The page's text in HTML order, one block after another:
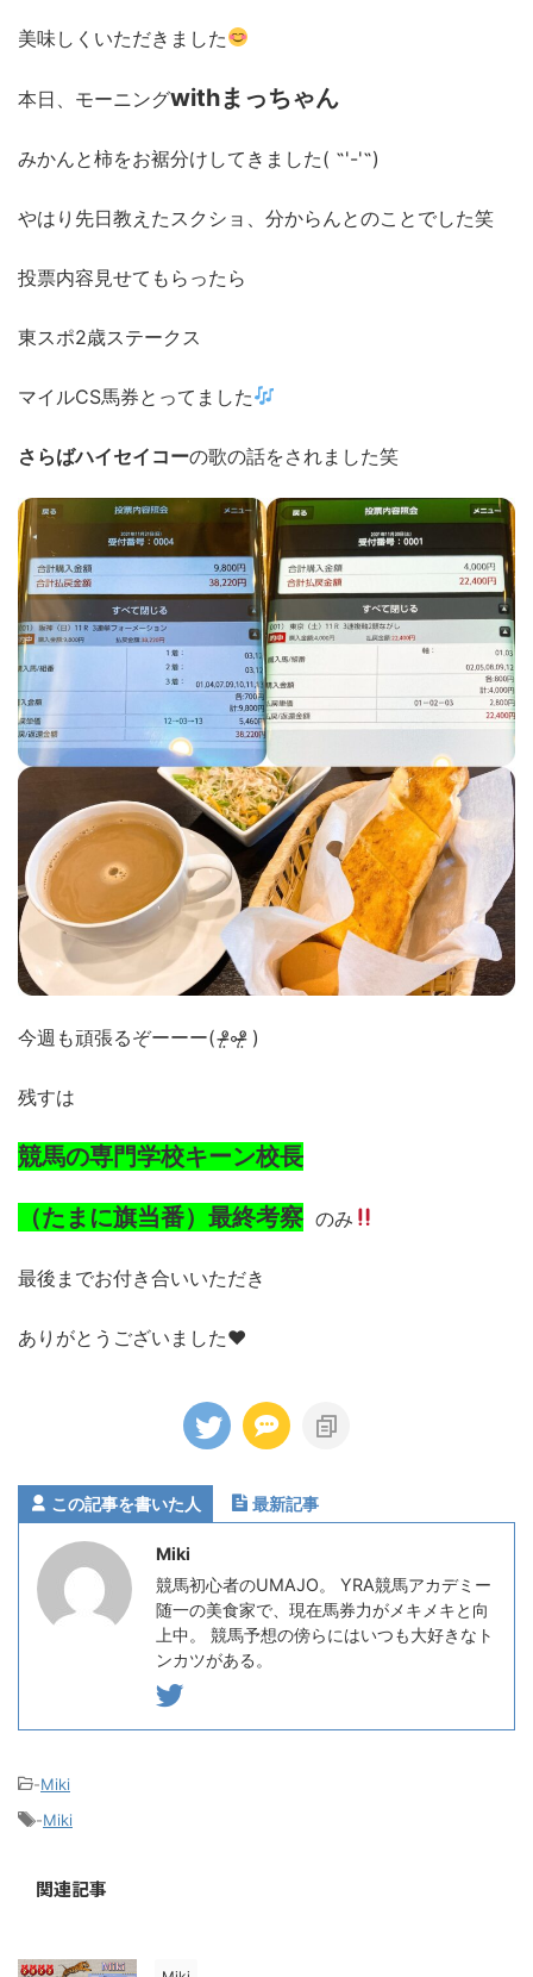
美味しくいただきました
本日、モーニングwithまっちゃん
みかんと柿をお裾分けしてきました( ˶'-'˶)
やはり先日教えたスクショ、分からんとのことでした笑
投票内容見せてもらったら
東スポ2歳ステークス
マイルCS馬券とってました
さらばハイセイコーの歌の話をされました笑
今週も頑張るぞーーー(ᵒ̴̶̷̤◦ᵒ̴̶̷̤)
残すは
競馬の専門学校キーン校長
（たまに旗当番） 最終考察 のみ
最後までお付き合いいただき
ありがとうございました♥️
この記事を書いた人 最新記事
Miki
競馬初心者のUMAJO。 YRA競馬アカデミー
随一の美食家で、現在馬券力がメキメキと向
上中。 競馬予想の傍らにはいつも大好きなト
ンカツがある。
-Miki
-Miki
関連記事